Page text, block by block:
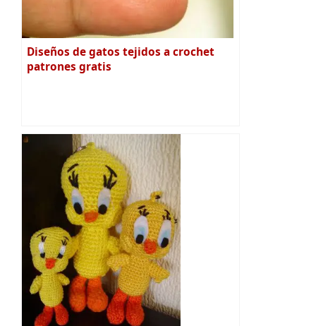
Diseños de gatos tejidos a crochet
patrones gratis